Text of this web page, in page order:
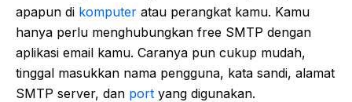
apapun di komputer atau perangkat kamu. Kamu
hanya perlu menghubungkan free SMTP dengan
aplikasi email kamu. Caranya pun cukup mudah,
tinggal masukkan nama pengguna, kata sandi, alamat
SMTP server, dan port yang digunakan.